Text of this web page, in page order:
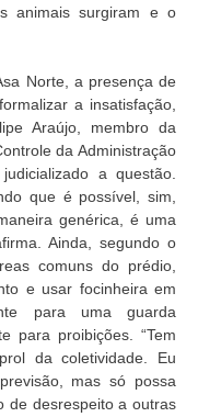
animais surgiram e o
Norte, a presença de
a insatisfação,
Araújo, membro da
da Administração
a questão.
que é possível, sim,
genérica, é uma
Ainda, segundo o
comuns do prédio,
e usar focinheira em
para uma guarda
para proibições. “Tem
da coletividade. Eu
mas só possa
de desrespeito a outras